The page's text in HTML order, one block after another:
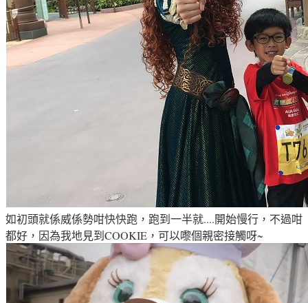
如初頭就係威係勢咁快快跑，跑到一半就....開始慢行 ，不過咁
都好 ，因為我地見到COOKIE ，可以嚟個親密接觸呀~